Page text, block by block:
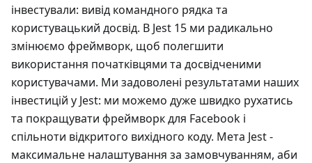
інвестували: вивід командного рядка та
користувацький досвід. В Jest 15 ми радикально
змінюємо фреймворк, щоб полегшити
використання початківцями та досвідченими
користувачами. Ми задоволені результатами наших
інвестицій у Jest: ми можемо дуже швидко рухатись
та покращувати фреймворк для Facebook і
спільноти відкритого вихідного коду. Мета Jest -
максимальне налаштування за замовчуванням, аби